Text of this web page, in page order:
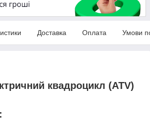
Доставка Оплата Умови
квадроцикл (ATV)